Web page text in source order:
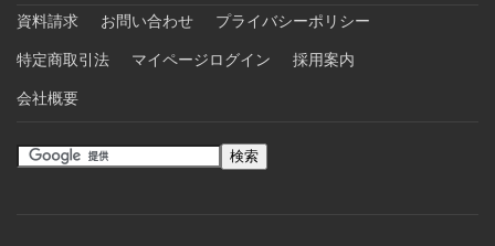
資料請求
お問い合わせ
プライバシーポリシー
特定商取引法
マイページログイン
採用案内
会社概要